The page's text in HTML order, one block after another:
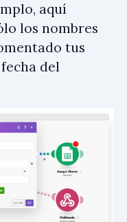
aquí
los nombres
tus
del